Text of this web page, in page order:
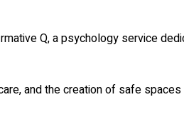
Q, a psychology service
and the creation of safe